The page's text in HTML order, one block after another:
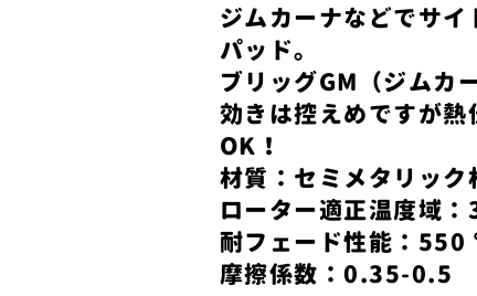
ジムカーナなどでサ
パッド。
ブリッグGM（ジムカ
効きは控えめですが
OK！
材質：セミメタリック
ローター適正温度域
耐フェード性能：
摩擦係数：0.35-0.5